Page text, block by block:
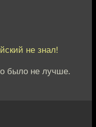
не знал!
было не лучше.